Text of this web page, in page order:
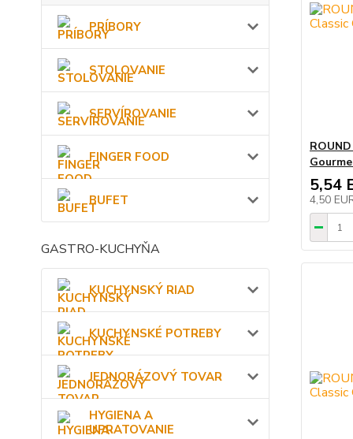
PRÍBORY
STOLOVANIE
SERVÍROVANIE
FINGER FOOD
BUFET
GASTRO-KUCHYŇA
KUCHYNSKÝ RIAD
KUCHYNSKÉ POTREBY
JEDNORÁZOVÝ TOVAR
HYGIENA A
UPRATOVANIE
5,54
4,50